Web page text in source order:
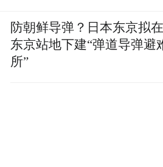
防朝鲜导弹？日本东京拟在
东京站地下建“弹道导弹避
所”